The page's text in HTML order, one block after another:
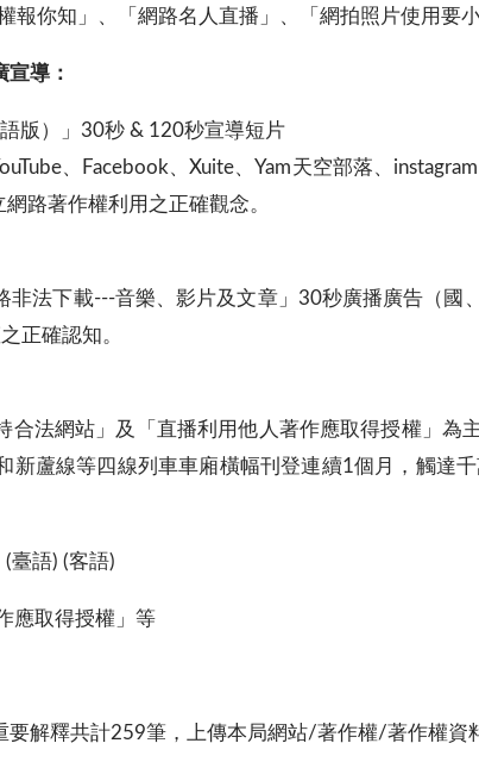
你知」、「網路名人直播」、「網拍照片使用要
導：
版）」30秒 & 120秒宣導短片
、Facebook、Xuite、Yam天空部落、
路著作權利用之正確觀念。
法下載---音樂、影片及文章」30秒廣播廣告（
正確認知。
法網站」及「直播利用他人著作應取得授權」為
新蘆線等四線列車車廂橫幅刊登連續1個月，觸達
臺語) (客語)
應取得授權」等
解釋共計259筆，上傳本局網站/著作權/著作權資